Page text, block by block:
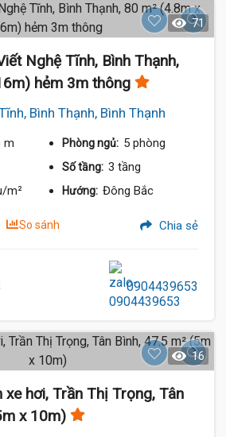
71
Nghệ Tĩnh, Bình Thạnh,
hẻm 3m thông
Bình Thạnh, Bình Thạnh
m Phòng ngủ: 5 phòng
Số tầng: 3 tầng
m² Hướng: Đông Bắc
So sánh Chia sẻ
0904439653
16
xe hơi, Trần Thị Trọng, Tân
x 10m)